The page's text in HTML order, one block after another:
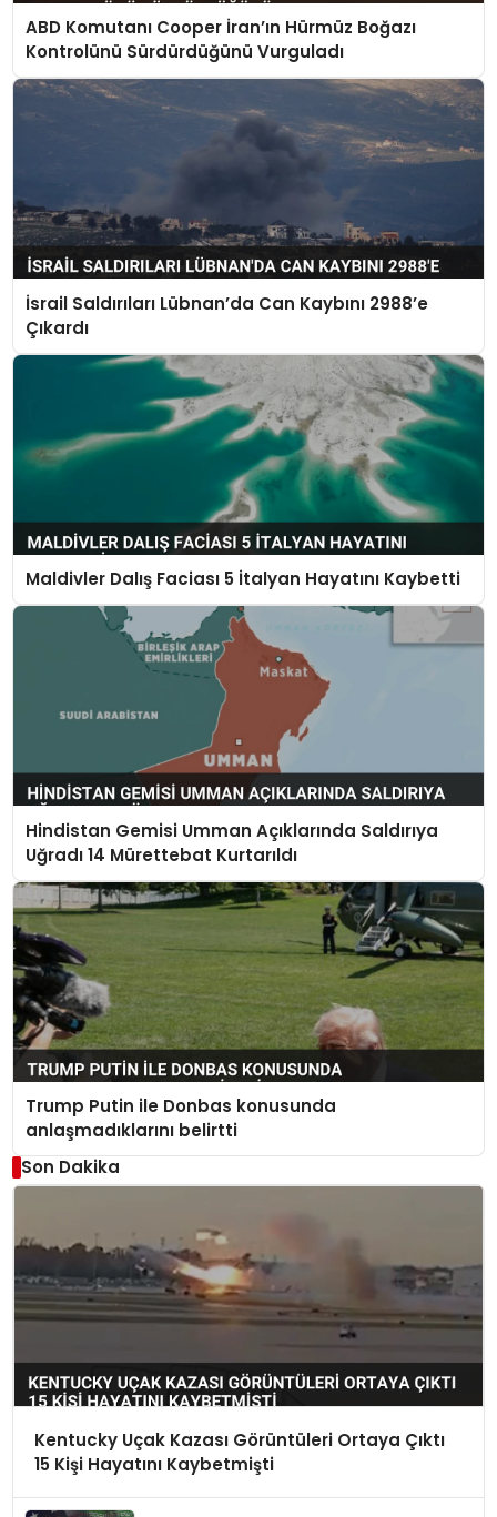
ABD Komutanı Cooper İran’ın Hürmüz Boğazı
Kontrolünü Sürdürdüğünü Vurguladı
İsrail Saldırıları Lübnan’da Can Kaybını 2988’e
Çıkardı
Maldivler Dalış Faciası 5 İtalyan Hayatını Kaybetti
Hindistan Gemisi Umman Açıklarında Saldırıya
Uğradı 14 Mürettebat Kurtarıldı
Trump Putin ile Donbas konusunda
anlaşmadıklarını belirtti
Son Dakika
Kentucky Uçak Kazası Görüntüleri Ortaya Çıktı
15 Kişi Hayatını Kaybetmişti